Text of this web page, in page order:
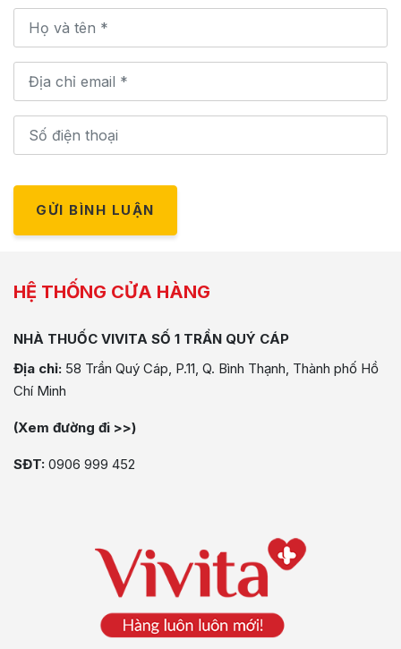
GỬI BÌNH LUẬN
HỆ THỐNG CỬA HÀNG
NHÀ THUỐC VIVITA SỐ 1 TRẦN QUÝ CÁP
Địa chỉ: 58 Trần Quý Cáp, P.11, Q. Bình Thạnh, Thành phố Hồ
Chí Minh
(Xem đường đi >>)
SĐT: 0906 999 452